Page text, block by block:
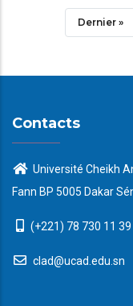
Courante
Dernière
Dernier »
Contacts
Université Cheikh
Fann BP 5005 Dakar
(+221) 78 730 11 39
clad@ucad.edu.sn